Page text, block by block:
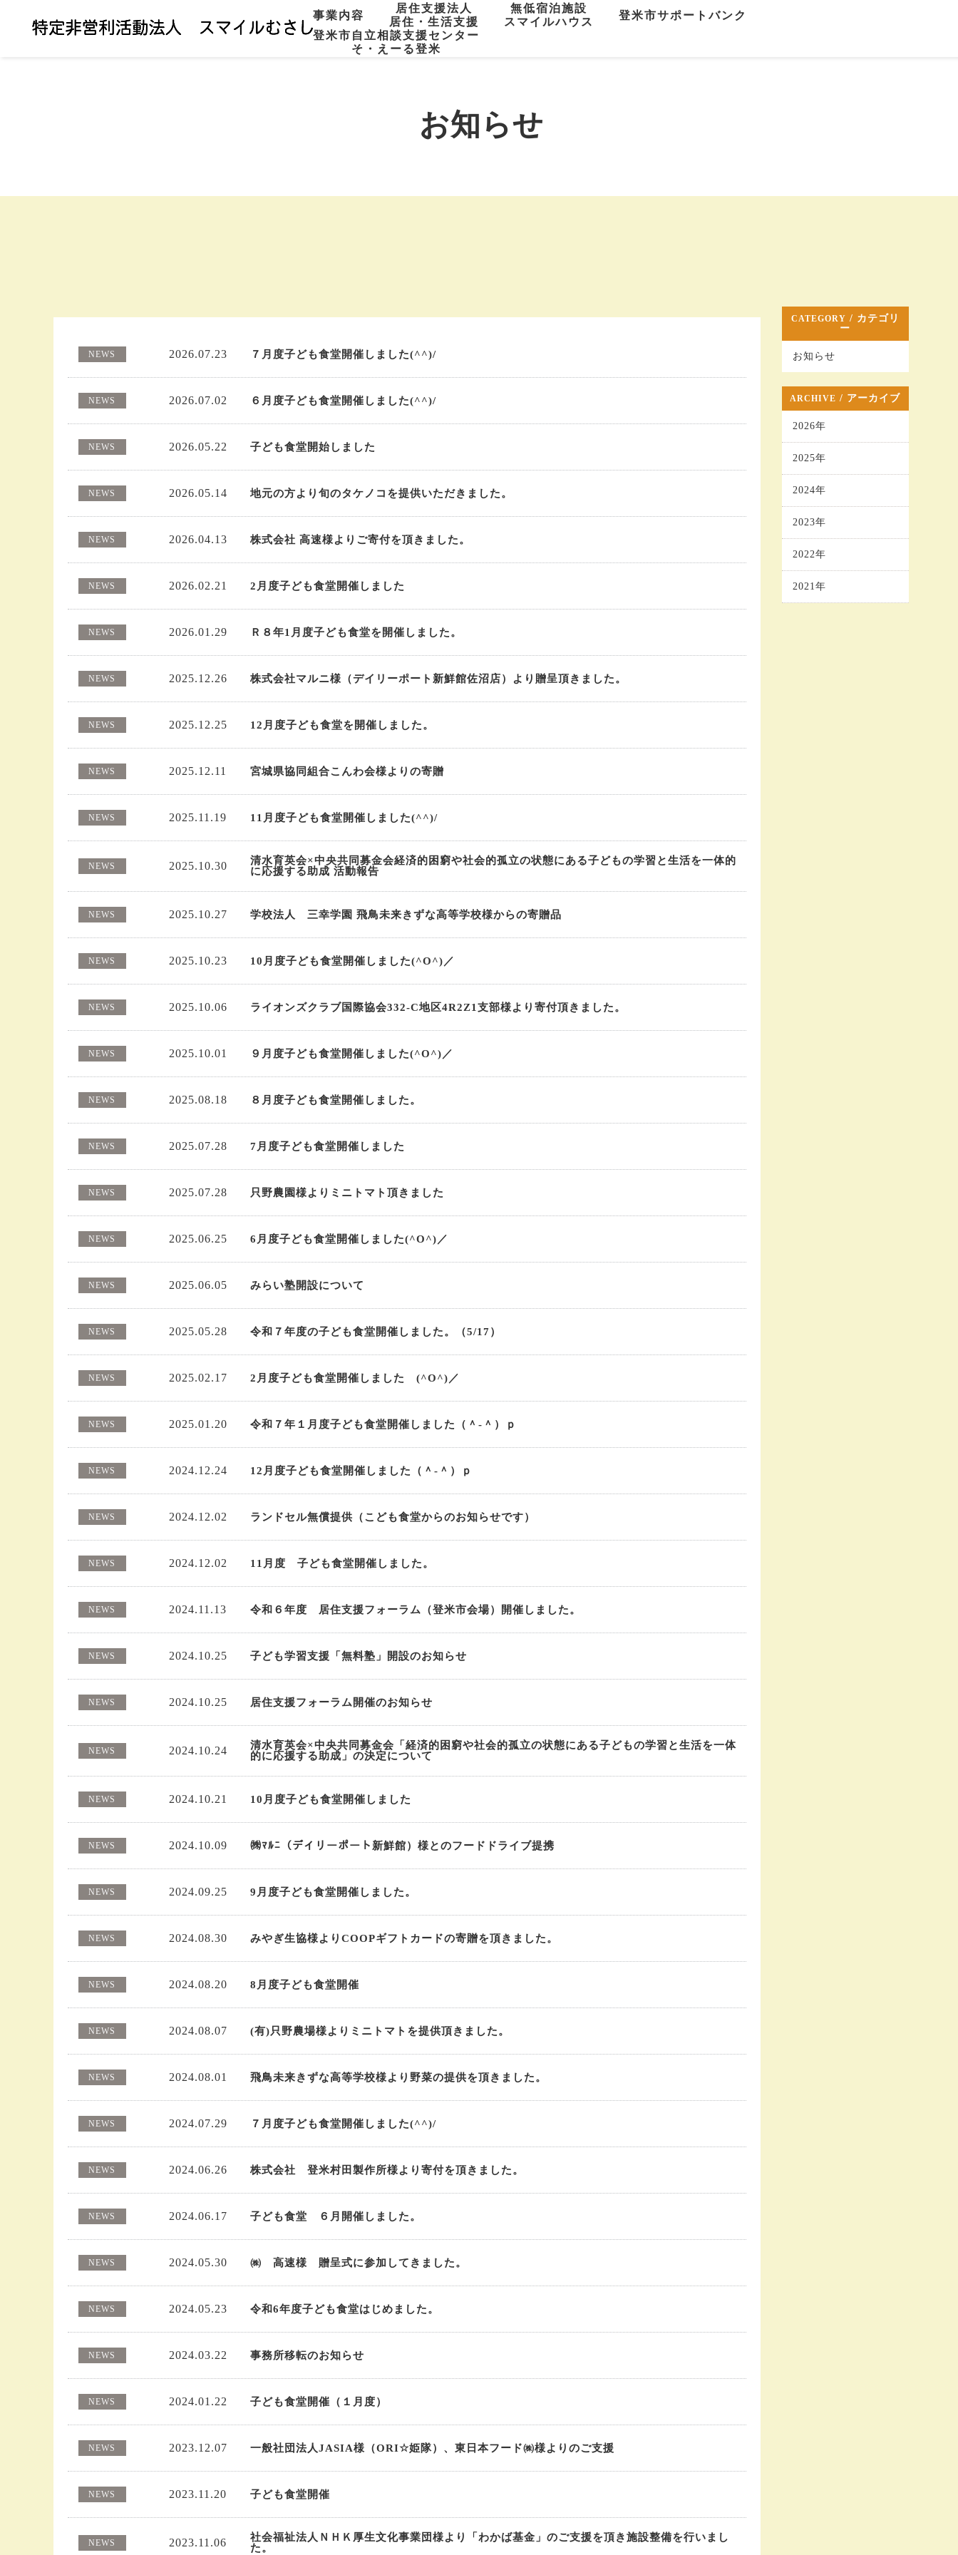
事業内容
居住支援法人
居住・生活支援
無低宿泊施設
スマイルハウス
登米市サポートバンク
登米市自立相談支援センター
そ・えーる登米
お知らせ
NEWS 2026.07.23 ７月度子ども食堂開催しました(^^)/
NEWS 2026.07.02 ６月度子ども食堂開催しました(^^)/
NEWS 2026.05.22 子ども食堂開始しました
NEWS 2026.05.14 地元の方より旬のタケノコを提供いただきました。
NEWS 2026.04.13 株式会社 高速様よりご寄付を頂きました。
NEWS 2026.02.21 2月度子ども食堂開催しました
NEWS 2026.01.29 Ｒ８年1月度子ども食堂を開催しました。
NEWS 2025.12.26 株式会社マルニ様（デイリーポート新鮮館佐沼店）より贈呈頂きました。
NEWS 2025.12.25 12月度子ども食堂を開催しました。
NEWS 2025.12.11 宮城県協同組合こんわ会様よりの寄贈
NEWS 2025.11.19 11月度子ども食堂開催しました(^^)/
NEWS 2025.10.30
清水育英会×中央共同募金会経済的困窮や社会的孤立の状態にある子どもの学習と生活を一体的
に応援する助成 活動報告
NEWS 2025.10.27 学校法人 三幸学園 飛鳥未来きずな高等学校様からの寄贈品
NEWS 2025.10.23 10月度子ども食堂開催しました(^O^)／
NEWS 2025.10.06 ライオンズクラブ国際協会332-C地区4R2Z1支部様より寄付頂きました。
NEWS 2025.10.01 ９月度子ども食堂開催しました(^O^)／
NEWS 2025.08.18 ８月度子ども食堂開催しました。
NEWS 2025.07.28 7月度子ども食堂開催しました
NEWS 2025.07.28 只野農園様よりミニトマト頂きました
NEWS 2025.06.25 6月度子ども食堂開催しました(^O^)／
NEWS 2025.06.05 みらい塾開設について
NEWS 2025.05.28 令和７年度の子ども食堂開催しました。（5/17）
NEWS 2025.02.17 2月度子ども食堂開催しました (^O^)／
NEWS 2025.01.20 令和７年１月度子ども食堂開催しました（＾-＾）ｐ
NEWS 2024.12.24 12月度子ども食堂開催しました（＾-＾）ｐ
NEWS 2024.12.02 ランドセル無償提供（こども食堂からのお知らせです）
NEWS 2024.12.02 11月度 子ども食堂開催しました。
NEWS 2024.11.13 令和６年度 居住支援フォーラム（登米市会場）開催しました。
NEWS 2024.10.25 子ども学習支援「無料塾」開設のお知らせ
NEWS 2024.10.25 居住支援フォーラム開催のお知らせ
NEWS 2024.10.24
清水育英会×中央共同募金会「経済的困窮や社会的孤立の状態にある子どもの学習と生活を一体
的に応援する助成」の決定について
NEWS 2024.10.21 10月度子ども食堂開催しました
NEWS 2024.10.09 ㈱ﾏﾙﾆ（デイリーポート新鮮館）様とのフードドライブ提携
NEWS 2024.09.25 9月度子ども食堂開催しました。
NEWS 2024.08.30 みやぎ生協様よりCOOPギフトカードの寄贈を頂きました。
NEWS 2024.08.20 8月度子ども食堂開催
NEWS 2024.08.07 (有)只野農場様よりミニトマトを提供頂きました。
NEWS 2024.08.01 飛鳥未来きずな高等学校様より野菜の提供を頂きました。
NEWS 2024.07.29 ７月度子ども食堂開催しました(^^)/
NEWS 2024.06.26 株式会社 登米村田製作所様より寄付を頂きました。
NEWS 2024.06.17 子ども食堂 ６月開催しました。
NEWS 2024.05.30 ㈱ 高速様 贈呈式に参加してきました。
NEWS 2024.05.23 令和6年度子ども食堂はじめました。
NEWS 2024.03.22 事務所移転のお知らせ
NEWS 2024.01.22 子ども食堂開催（１月度）
NEWS 2023.12.07 一般社団法人JASIA様（ORI☆姫隊）、東日本フード㈱様よりのご支援
NEWS 2023.11.20 子ども食堂開催
NEWS 2023.11.06
社会福祉法人ＮＨＫ厚生文化事業団様より「わかば基金」のご支援を頂き施設整備を行いまし
た。
CATEGORY / カテゴリ
ー
お知らせ
ARCHIVE / アーカイブ
2026年
2025年
2024年
2023年
2022年
2021年